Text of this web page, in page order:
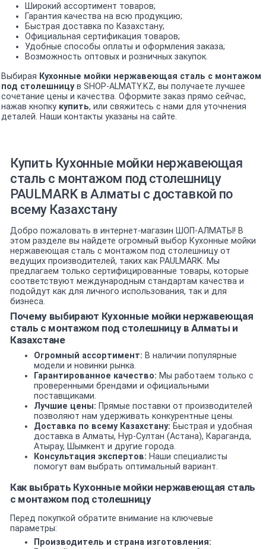
Широкий ассортимент товаров;
Гарантия качества на всю продукцию;
Быстрая доставка по Казахстану;
Официальная сертификация товаров;
Удобные способы оплаты и оформления заказа;
Возможность оптовых и розничных закупок.
Выбирая Кухонные мойки нержавеющая сталь с монтажом
под столешницув SHOP-ALMATY.KZ, вы получаете лучшее
сочетание цены и качества. Оформите заказ прямо сейчас,
нажав кнопку купить, или свяжитесь с нами для уточнения
деталей. Наши контакты указаны на сайте.
Купить Кухонные мойки нержавеющая
сталь с монтажом под столешницу
PAULMARK в Алматы с доставкой по
всему Казахстану
Добро пожаловать в интернет-магазин ШОП-АЛМАТЫ! В
этом разделе вы найдете огромный выбор Кухонные мойки
нержавеющая сталь с монтажом под столешницу от
ведущих производителей, таких как PAULMARK. Мы
предлагаем только сертифицированные товары, которые
соответствуют международным стандартам качества и
подойдут как для личного использования, так и для
бизнеса.
Почему выбирают Кухонные мойки нержавеющая
сталь с монтажом под столешницу в Алматы и
Казахстане
Огромный ассортимент: В наличии популярные
модели и новинки рынка.
Гарантированное качество: Мы работаем только с
проверенными брендами и официальными
поставщиками.
Лучшие цены: Прямые поставки от производителей
позволяют нам удерживать конкурентные цены.
Доставка по всему Казахстану: Быстрая и удобная
доставка в Алматы, Нур-Султан (Астана), Караганда,
Атырау, Шымкент и другие города.
Консультация экспертов: Наши специалисты
помогут вам выбрать оптимальный вариант.
Как выбрать Кухонные мойки нержавеющая сталь
с монтажом под столешницу
Перед покупкой обратите внимание на ключевые
параметры:
Производитель и страна изготовления: